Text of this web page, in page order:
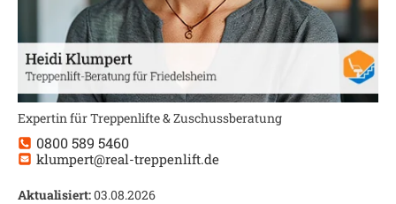
Expertin für Treppenlifte & Zuschussberatung
0800 589 5460
klumpert@real-treppenlift.de
Aktualisiert:03.08.2026